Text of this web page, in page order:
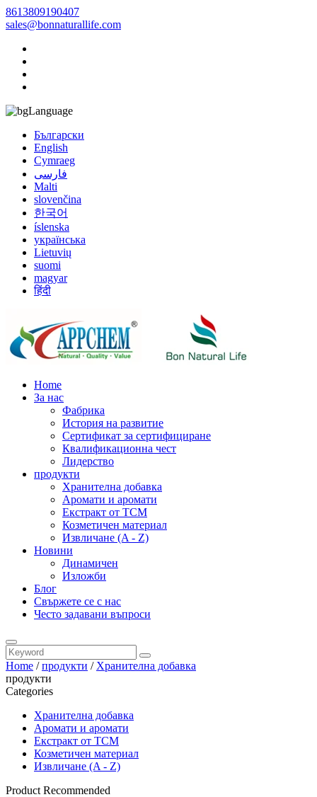
8613809190407
sales@bonnaturallife.com
Language
Български
English
Cymraeg
فارسی
Malti
slovenčina
한국어
íslenska
українська
Lietuvių
suomi
magyar
हिंदी
Home
За нас
Фабрика
История на развитие
Сертификат за сертифициране
Квалификационна чест
Лидерство
продукти
Хранителна добавка
Аромати и аромати
Екстракт от TCM
Козметичен материал
Извличане (A - Z)
Новини
Динамичен
Изложби
Блог
Свържете се с нас
Често задавани въпроси
Home /продукти / Хранителна добавка
продукти
Categories
Хранителна добавка
Аромати и аромати
Екстракт от TCM
Козметичен материал
Извличане (A - Z)
Product Recommended